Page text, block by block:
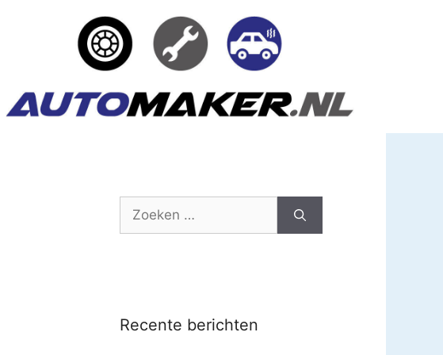
Zoek
Recente berichten